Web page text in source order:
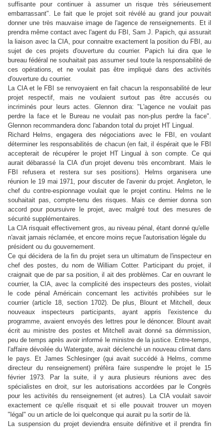
suffisante pour continuer à assumer un risque très sérieusement
embarrassant". Le fait que le projet soit révélé au grand jour pouvait
donner une très mauvaise image de l'agence de renseignements. Et il
prendra même contact avec l'agent du FBI, Sam J. Papich, qui assurait
la liaison avec la CIA, pour connaitre exactement la position du FBI, au
sujet de ces projets d'ouverture du courrier. Papich lui dira que le
bureau fédéral ne souhaitait pas assumer seul toute la responsabilité de
ces opérations, et ne voulait pas être impliqué dans des activités
d'ouverture du courrier.
La CIA et le FBI se renvoyaient en fait chacun la responsabilité de leur
projet respectif, mais ne voulaient surtout pas être accusés ou
incriminés pour leurs actes. Glennon dira: "L'agence ne voulait pas
perdre la face et le Bureau ne voulait pas non-plus perdre la face".
Glennon recommandera donc l'abandon total du projet HT Lingual.
Richard Helms, engagera des négociations avec le FBI, en voulant
déterminer les responsabilités de chacun (en fait, il éspérait que le FBI
accepterait de récupérer le projet HT Lingual à son compte. Ce qui
aurait débarassé la CIA d'un projet devenu très encombrant. Mais le
FBI refusera et restera sur ses positions). Helms organisera une
réunion le 19 mai 1971, pour discuter de l'avenir du projet. Angleton, le
chef du contre-espionnage voulait que le projet continu. Helms ne le
souhaitait pas, compte-tenu des risques. Mais ce dernier donna son
accord pour poursuivre le projet, avec malgré tout des mesures de
sécurité supplémentaires.
La CIA risquait effectivement gros, au niveau pénal, étant donné qu'elle
n'avait jamais réclamée, et encore moins reçue l'autorisation légale du
président ou du gouvernement.
Ce qui décidera de la fin du projet sera un ultimatum de l'inspecteur en
chef des postes, du nom de William Cotter. Participant du projet, il
craignait que de par sa position, il ait des problèmes. Car en ouvrant le
courrier, la CIA, avec la complicité des inspecteurs des postes, violait
le code pénal Américain concernant les activités prohibées sur le
courrier (article 18, section 1702). De plus, Blount et Mitchell, deux
nouveaux inspecteurs participants, ayant appris l'existence du
programme, avaient envoyés des lettres pour le dénoncer. Blount avait
écrit au ministre des postes et Mitchell avait donné sa démmission,
peu de temps après avoir informé le ministre de la justice. Entre-temps,
l'affaire dévoilée du Watergate, avait déclenché un nouveau climat dans
le pays. Et James Schlesinger (qui avait succédé à Helms, comme
directeur du renseignement) préfèra faire suspendre le projet le 15
février 1973. Par la suite, il y aura plusieurs réunions avec des
spécialistes en droit, sur les autorisations accordées par le Congrès
pour les activités du renseignement (et autres). La CIA voulait savoir
exactement ce qu'elle risquait et si elle pouvait trouver un moyen
"légal" ou un article de loi quelconque qui aurait pu la sortir de là.
La suspension du projet deviendra ensuite définitive et il prendra fin